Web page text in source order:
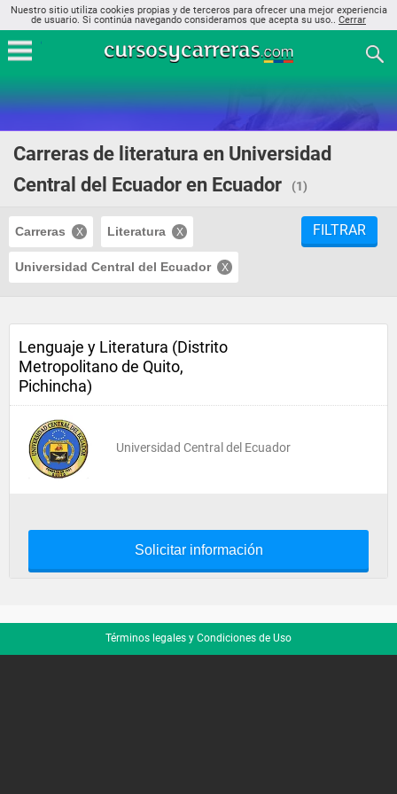
Nuestro sitio utiliza cookies propias y de terceros para ofrecer una mejor experiencia
de usuario. Si continúa navegando consideramos que acepta su uso.. Cerrar
Carreras de literatura en Universidad
Central del Ecuador en Ecuador
(1)
Carreras Literatura
Universidad Central del Ecuador
FILTRAR
Lenguaje y Literatura (Distrito
Metropolitano de Quito,
Pichincha)
Universidad Central del Ecuador
Solicitar información
Términos legales y Condiciones de Uso